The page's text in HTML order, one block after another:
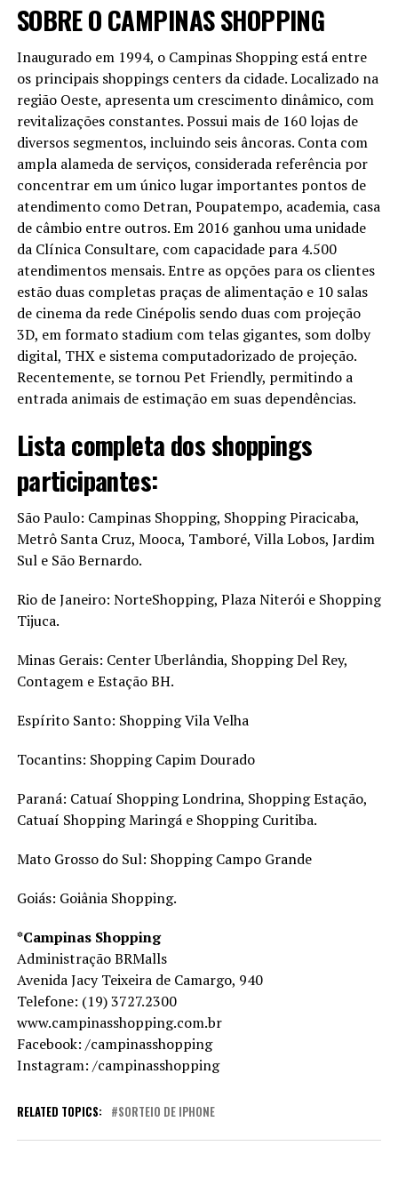
SOBRE O CAMPINAS SHOPPING
Inaugurado em 1994, o Campinas Shopping está entre
os principais shoppings centers da cidade. Localizado na
região Oeste, apresenta um crescimento dinâmico, com
revitalizações constantes. Possui mais de 160 lojas de
diversos segmentos, incluindo seis âncoras. Conta com
ampla alameda de serviços, considerada referência por
concentrar em um único lugar importantes pontos de
atendimento como Detran, Poupatempo, academia, casa
de câmbio entre outros. Em 2016 ganhou uma unidade
da Clínica Consultare, com capacidade para 4.500
atendimentos mensais. Entre as opções para os clientes
estão duas completas praças de alimentação e 10 salas
de cinema da rede Cinépolis sendo duas com projeção
3D, em formato stadium com telas gigantes, som dolby
digital, THX e sistema computadorizado de projeção.
Recentemente, se tornou Pet Friendly, permitindo a
entrada animais de estimação em suas dependências.
Lista completa dos shoppings
participantes:
São Paulo: Campinas Shopping, Shopping Piracicaba,
Metrô Santa Cruz, Mooca, Tamboré, Villa Lobos, Jardim
Sul e São Bernardo.
Rio de Janeiro: NorteShopping, Plaza Niterói e Shopping
Tijuca.
Minas Gerais: Center Uberlândia, Shopping Del Rey,
Contagem e Estação BH.
Espírito Santo: Shopping Vila Velha
Tocantins: Shopping Capim Dourado
Paraná: Catuaí Shopping Londrina, Shopping Estação,
Catuaí Shopping Maringá e Shopping Curitiba.
Mato Grosso do Sul: Shopping Campo Grande
Goiás: Goiânia Shopping.
*Campinas Shopping
Administração BRMalls
Avenida Jacy Teixeira de Camargo, 940
Telefone: (19) 3727.2300
www.campinasshopping.com.br
Facebook: /campinasshopping
Instagram: /campinasshopping
RELATED TOPICS: SORTEIO DE IPHONE